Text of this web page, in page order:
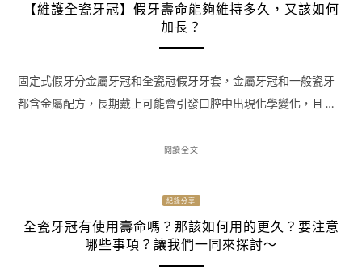
【維護全瓷牙冠】假牙壽命能夠維持多久，又該如何
加長？
固定式假牙分金屬牙冠和全瓷冠假牙牙套，金屬牙冠和一般瓷牙
都含金屬配方，長期戴上可能會引發口腔中出現化學變化，且 …
閱讀全文
紀錄分享
全瓷牙冠有使用壽命嗎？那該如何用的更久？要注意
哪些事項？讓我們一同來探討～